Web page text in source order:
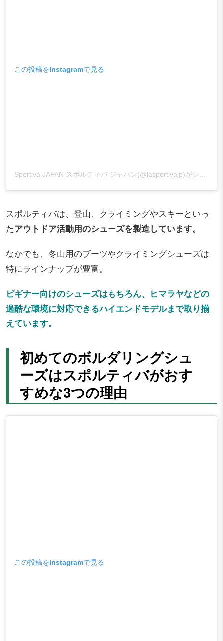
この投稿をInstagramで見る
Sportiva JAPAN スポルティバ ジャパン(@lasportivajp)がシェアした投稿
スポルティバは、登山、クライミングやスキーといっ
たアウトドア活動用のシューズを製造しています。
なかでも、冬山用のブーツやクライミングシューズは
特にラインナップが豊富。
ビギナー向けのシューズはもちろん、ヒマラヤなどの
過酷な環境に対応できるハイエンドモデルまで取り揃
えています。
初めてのボルダリングシュ
ーズはスポルティバがおす
すめな3つの理由
この投稿をInstagramで見る